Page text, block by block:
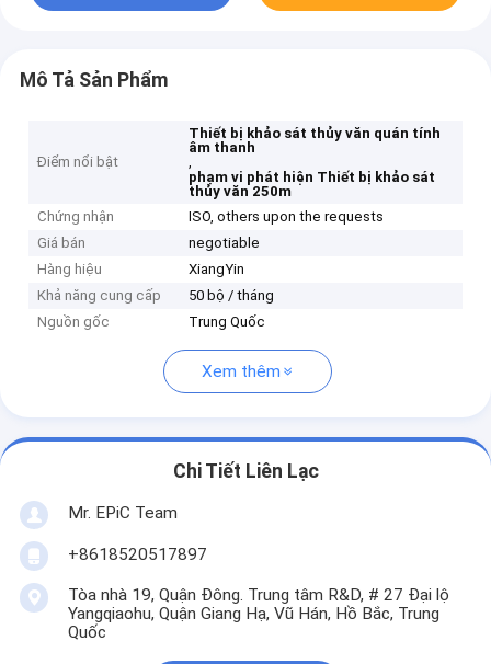
Mô Tả Sản Phẩm
Điểm nổi bật
Thiết bị khảo sát thủy văn quán tính
âm thanh
,
phạm vi phát hiện Thiết bị khảo sát
thủy văn 250m
Chứng nhận
ISO, others upon the requests
Giá bán
negotiable
Hàng hiệu
XiangYin
Khả năng cung cấp
50 bộ / tháng
Nguồn gốc
Trung Quốc
Xem thêm
Chi Tiết Liên Lạc
Mr. EPiC Team
+8618520517897
Tòa nhà 19, Quận Đông. Trung tâm R&D, # 27 Đại lộ
Yangqiaohu, Quận Giang Hạ, Vũ Hán, Hồ Bắc, Trung
Quốc